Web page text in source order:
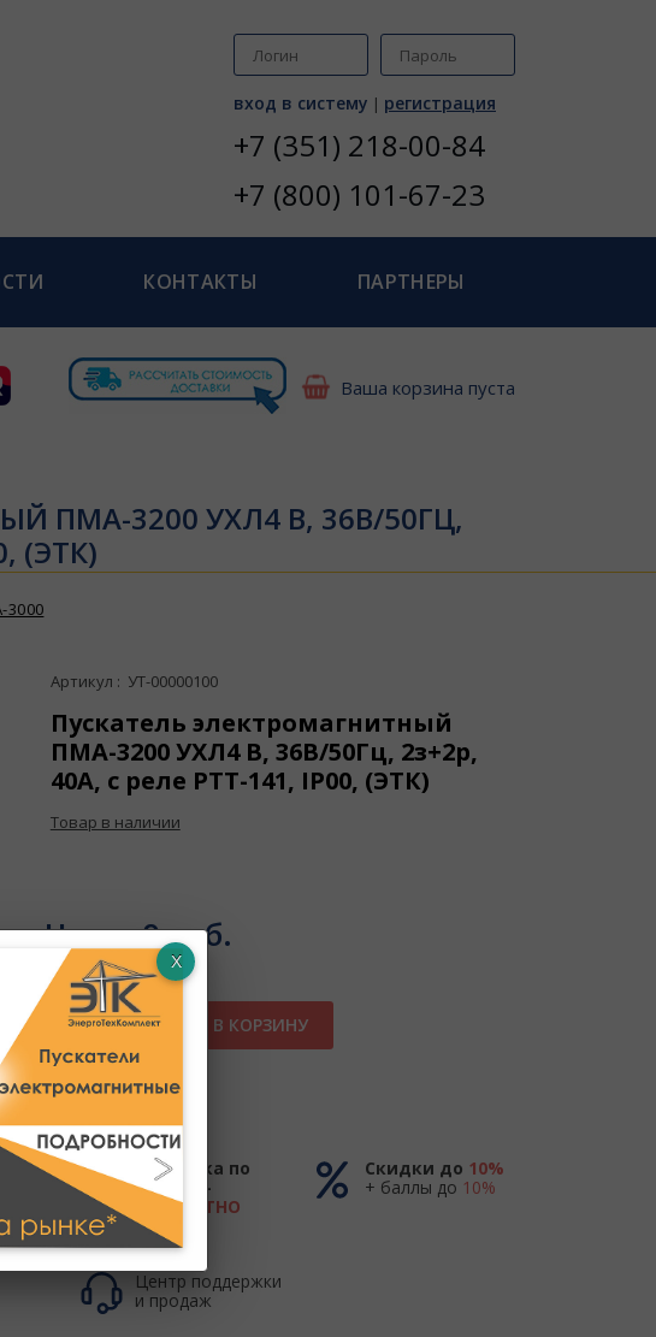
вход в систему | регистрация
+7 (351) 218-00-84
+7 (800) 101-67-23
КОНТАКТЫ ПАРТНЕРЫ
Ваша корзина пуста
ПМА-3200 УХЛ4 В, 36В/50ГЦ,
(ЭТК)
3000
Артикул : УТ-00000100
Пускатель электромагнитный
ПМА-3200 УХЛ4 В, 36В/50Гц, 2з+2р,
40А, с реле РТТ-141, IP00, (ЭТК)
Товар в наличии
Цена:0 руб.
В КОРЗИНУ
Доставка по
России -
БЕСПЛАТНО
до ТК
Скидки до 10%
+ баллы до 10%
Центр поддержки
и продаж